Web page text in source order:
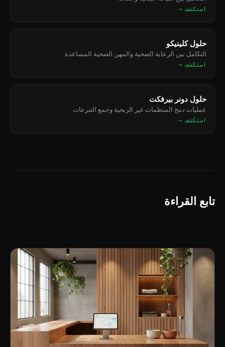
استكشف →
حلول كلينيكو
التكامل بين الرعاية الصحية والمهن الصحية المساعدة
استكشف →
حلول دونر بيرفكت
عمليات دمج المنظمات غير الربحية وجمع التبرعات
استكشف →
تابع القراءة